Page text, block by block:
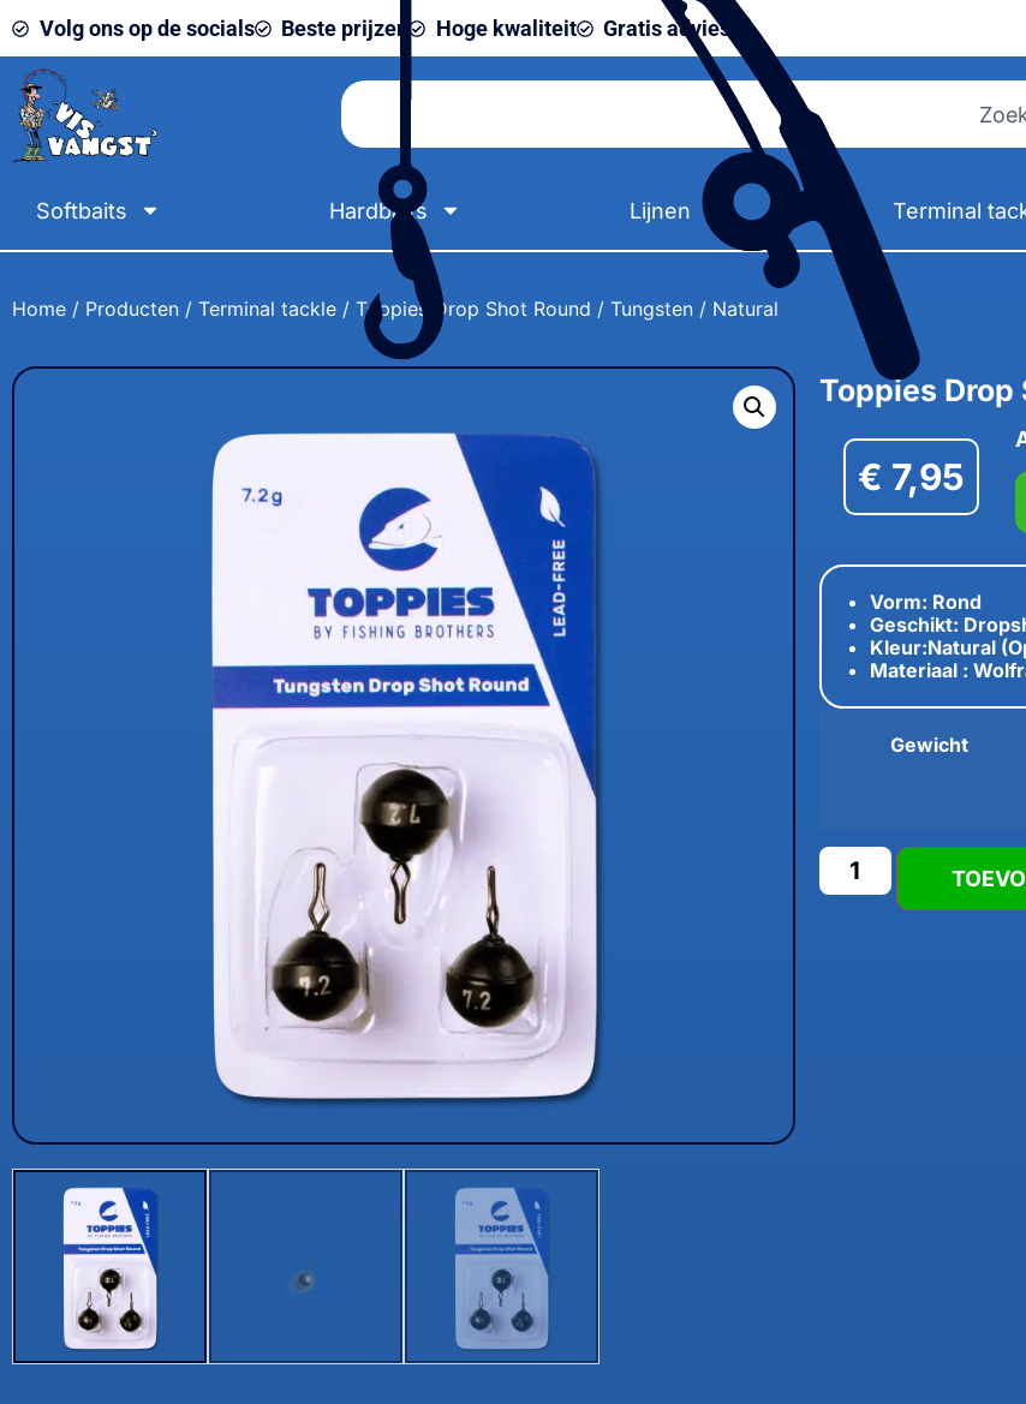
Volg ons op de socials Beste prijzen Hoge kwaliteit Gratis advies
Softbaits Hardbaits Lijnen Terminal
Home / Producten / Terminal tackle / Toppies Drop Shot Round / Tungsten / Natural
Toppies
€ 7,95
Vorm: Rond
Geschikt:
Kleur:Natural
Materiaal :
Gewicht